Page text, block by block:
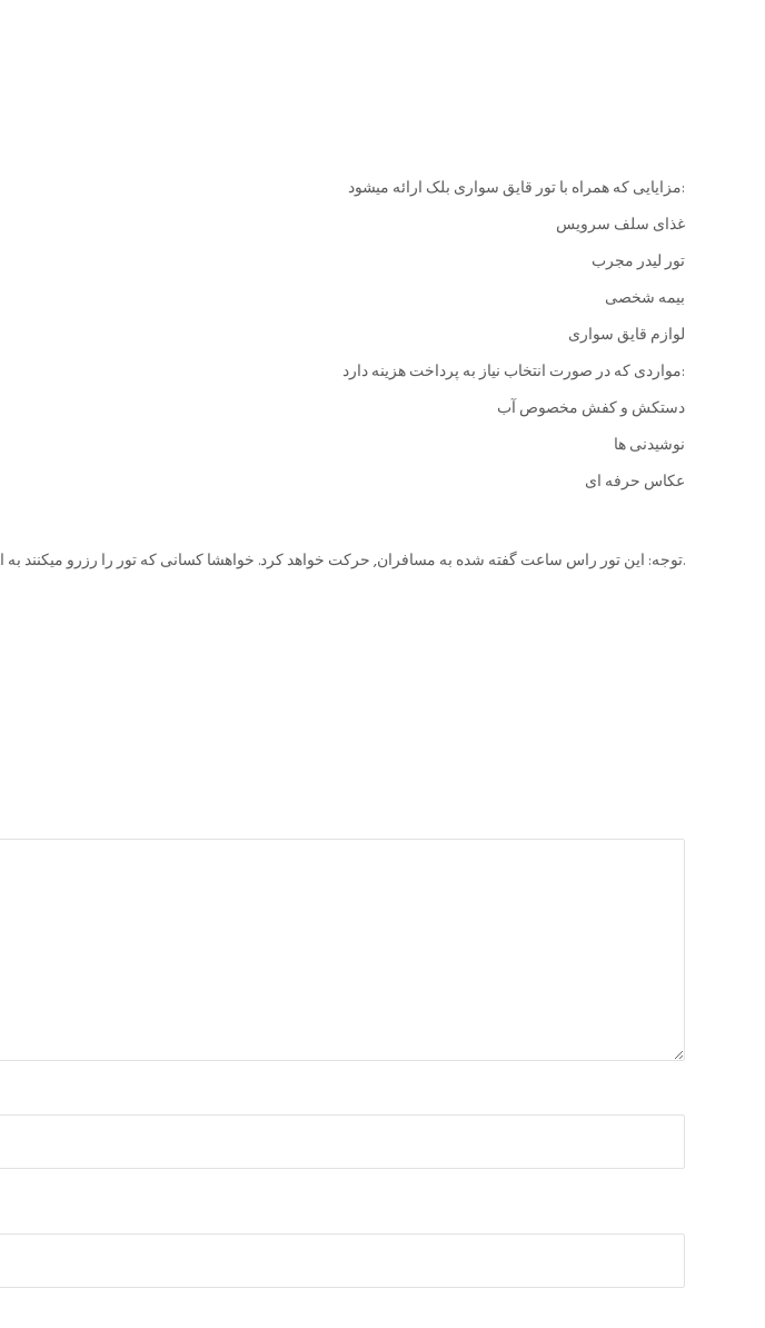
مزایایی که همراه با تور قایق سواری بلک ارائه میشود:
غذای سلف سرویس
تور لیدر مجرب
بیمه شخصی
لوازم قایق سواری
مواردی که در صورت انتخاب نیاز به پرداخت هزینه دارد:
دستکش و کفش مخصوص آب
نوشیدنی ها
عکاس حرفه ای
توجه: این تور راس ساعت گفته شده به مسافران, حرکت خواهد کرد. خواهشا کسانی که تور را رزرو میکنند به این موضوع توجه داشته باشند.